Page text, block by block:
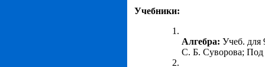
Учебники:
Алгебра: Учеб.
С. Б. Суворова; Под